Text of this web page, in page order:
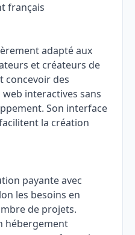
français
adapté aux
et créateurs de
concevoir des
interactives sans
Son interface
la création
payante avec
les besoins en
de projets.
hébergement